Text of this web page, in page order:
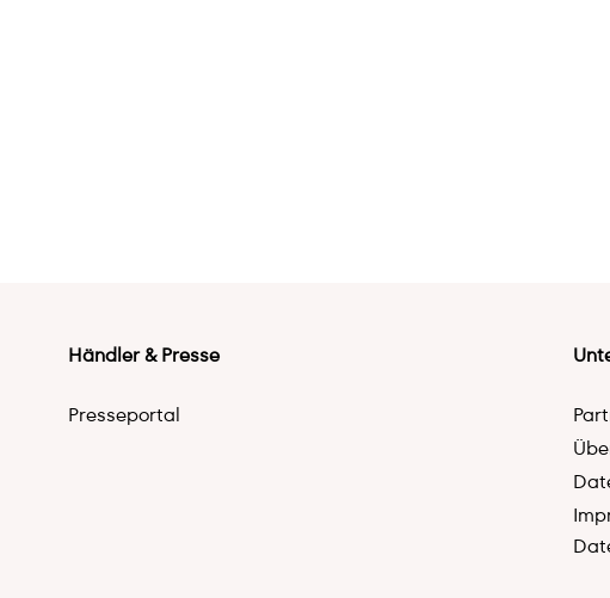
Händler & Presse
Presseportal